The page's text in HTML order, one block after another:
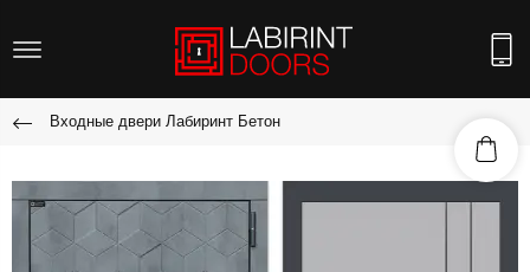
Входные двери Лабиринт Бетон